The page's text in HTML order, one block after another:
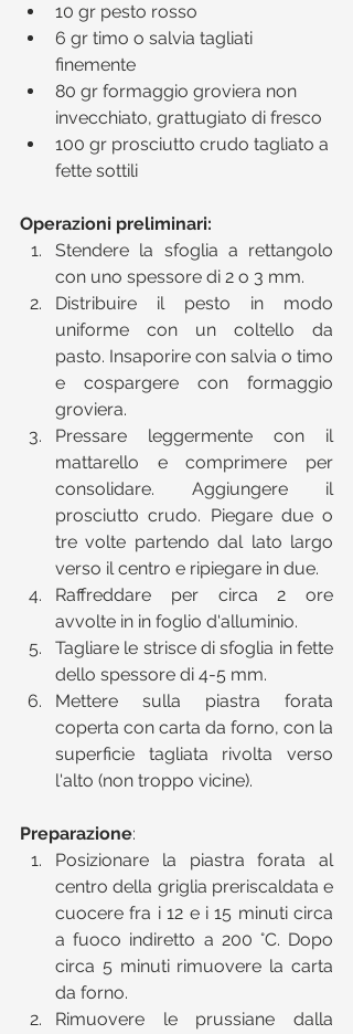
10 gr pesto rosso
6 gr timo o salvia tagliati
finemente
80 gr formaggio groviera non
invecchiato, grattugiato di fresco
100 gr prosciutto crudo tagliato a
fette sottili
Operazioni preliminari:
Stendere la sfoglia a rettangolo
con uno spessore di 2 o 3 mm.
Distribuire il pesto in modo
uniforme con un coltello da
pasto. Insaporire con salvia o timo
e cospargere con formaggio
groviera.
Pressare leggermente con il
mattarello e comprimere per
consolidare. Aggiungere il
prosciutto crudo. Piegare due o
tre volte partendo dal lato largo
verso il centro e ripiegare in due.
Raffreddare per circa 2 ore
avvolte in in foglio d'alluminio.
Tagliare le strisce di sfoglia in fette
dello spessore di 4-5 mm.
Mettere sulla piastra forata
coperta con carta da forno, con la
superficie tagliata rivolta verso
l'alto (non troppo vicine).
Preparazione:
Posizionare la piastra forata al
centro della griglia preriscaldata e
cuocere fra i 12 e i 15 minuti circa
a fuoco indiretto a 200 °C. Dopo
circa 5 minuti rimuovere la carta
da forno.
Rimuovere le prussiane dalla